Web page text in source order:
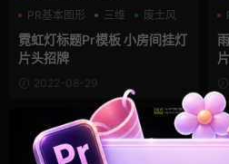
PR基本图形
三维 废土风
霓虹灯标题Pr模板 小房间挂灯
片头招牌
2022-08-29